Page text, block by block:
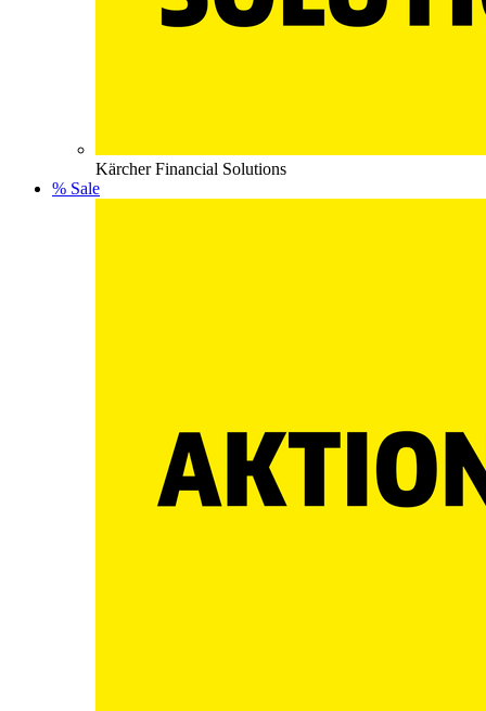
Kärcher Financial Solutions
% Sale